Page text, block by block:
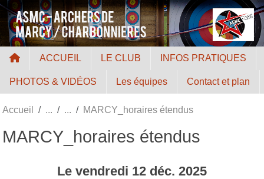
ACCUEIL LE CLUB INFOS PRATIQUES
PHOTOS & VIDÉOS Les équipes Contact et plan
Accueil MARCY_horaires étendus
MARCY_horaires étendus
Le vendredi 12 déc. 2025
Panneau de gestion des cookies